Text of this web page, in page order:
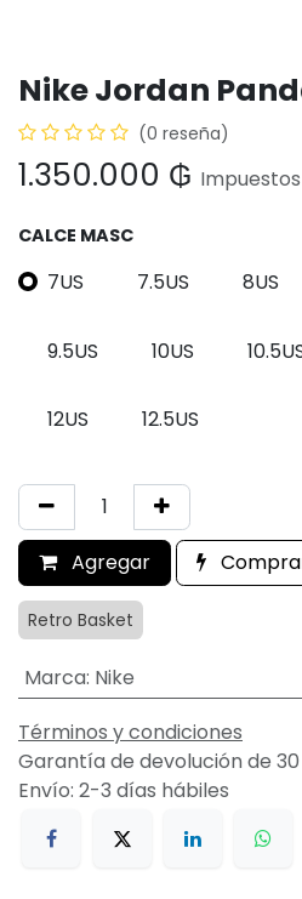
Nike Jordan
(0 reseña)
1.350.000 ₲
CALCE MASC
7US 7.5US 8US
9.5US 10US
12US 12.5US
Agregar
Retro Basket
Marca: Nike
Términos y condiciones
Garantía de devolución de
Envío: 2-3 días hábiles